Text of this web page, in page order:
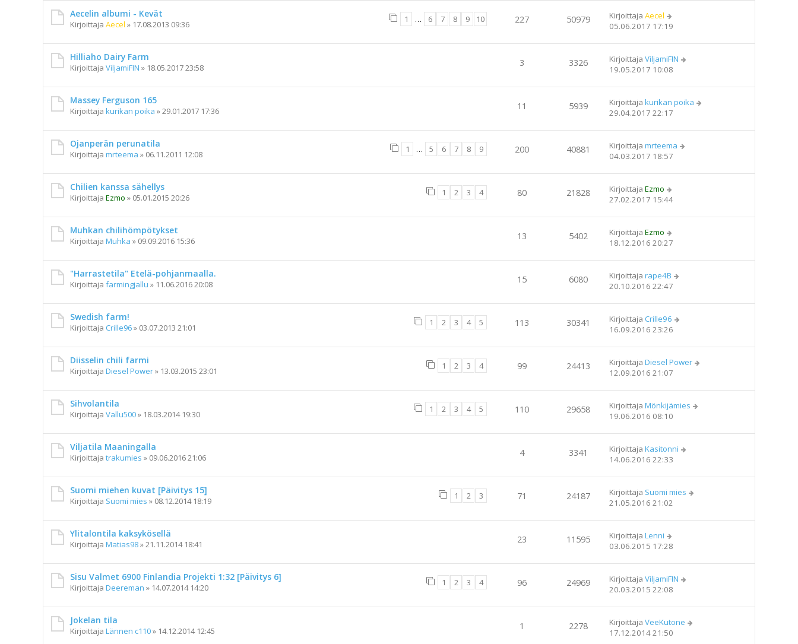
Aecelin albumi - Kevät
Kirjoittaja Aecel » 17.08.2013 09:36 1 … 6 7 8 9 10 227 50979 Kirjoittaja Aecel
05.06.2017 17:19
Hilliaho Dairy Farm
Kirjoittaja ViljamiFIN » 18.05.2017 23:58 3 3326 Kirjoittaja ViljamiFIN
19.05.2017 10:08
Massey Ferguson 165
Kirjoittaja kurikan poika »29.01.2017 17:36 11 5939 Kirjoittaja kurikan poika
29.04.2017 22:17
Ojanperän perunatila
Kirjoittaja mrteema » 06.11.2011 12:08 1 … 5 6 7 8 9 200 40881 Kirjoittaja mrteema
04.03.2017 18:57
Chilien kanssa sähellys
Kirjoittaja Ezmo » 05.01.2015 20:26 1 2 3 4 80 21828 Kirjoittaja Ezmo
27.02.2017 15:44
Muhkan chilihömpötykset
Kirjoittaja Muhka » 09.09.2016 15:36 13 5402 Kirjoittaja Ezmo
18.12.2016 20:27
"Harrastetila" Etelä-pohjanmaalla.
Kirjoittaja farmingjallu » 11.06.2016 20:08 15 6080 Kirjoittaja rape4B
20.10.2016 22:47
Swedish farm!
Kirjoittaja Crille96» 03.07.2013 21:01 1 2 3 4 5 113 30341 Kirjoittaja Crille96
16.09.2016 23:26
Diisselin chili farmi
Kirjoittaja Diesel Power» 13.03.2015 23:01 1 2 3 4 99 24413 Kirjoittaja Diesel Power
12.09.2016 21:07
Sihvolantila
Kirjoittaja Vallu500» 18.03.2014 19:30 1 2 3 4 5 110 29658 Kirjoittaja Mönkijämies
19.06.2016 08:10
Viljatila Maaningalla
Kirjoittaja trakumies » 09.06.2016 21:06 4 3341 Kirjoittaja Kasitonni
14.06.2016 22:33
Suomi miehen kuvat [Päivitys 15]
Kirjoittaja Suomi mies » 08.12.2014 18:19 1 2 3 71 24187 Kirjoittaja Suomi mies
21.05.2016 21:02
Ylitalontila kaksykösellä
Kirjoittaja Matias98»21.11.2014 18:41 23 11595 Kirjoittaja Lenni
03.06.2015 17:28
Sisu Valmet 6900 Finlandia Projekti 1:32 [Päivitys 6]
Kirjoittaja Deereman » 14.07.2014 14:20 1 2 3 4 96 24969 Kirjoittaja ViljamiFIN
20.03.2015 22:08
Jokelan tila
Kirjoittaja Lännen c110» 14.12.2014 12:45 1 2278 Kirjoittaja VeeKutone
17.12.2014 21:50